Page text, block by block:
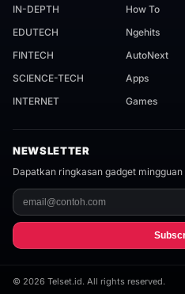
IN-DEPTH
EDUTECH
FINTECH
SCIENCE-TECH
INTERNET
How To
Ngehits
AutoNext
Apps
Games
NEWSLETTER
Dapatkan ringkasan gadget
© 2026 Telset.id. All rights reserved.